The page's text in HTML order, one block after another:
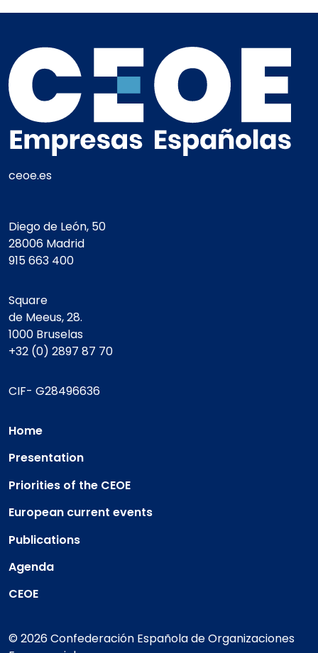
ceoe.es
Diego de León, 50
28006 Madrid
915 663 400
Square
de Meeus, 28.
1000 Bruselas
+32 (0) 2897 87 70
CIF- G28496636
Home
Presentation
Priorities of the CEOE
European current events
Publications
Agenda
CEOE
© 2026 Confederación Española de Organizaciones